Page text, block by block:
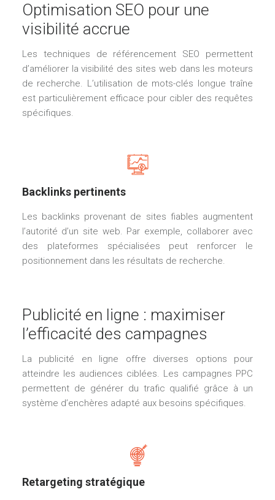
Optimisation SEO pour une
visibilité accrue
Les techniques de référencement SEO permettent
d’améliorer la visibilité des sites web dans les moteurs
de recherche. L’utilisation de mots-clés longue traîne
est particulièrement efficace pour cibler des requêtes
spécifiques.
Backlinks pertinents
Les backlinks provenant de sites fiables augmentent
l’autorité d’un site web. Par exemple, collaborer avec
des plateformes spécialisées peut renforcer le
positionnement dans les résultats de recherche.
Publicité en ligne : maximiser
l’efficacité des campagnes
La publicité en ligne offre diverses options pour
atteindre les audiences ciblées. Les campagnes PPC
permettent de générer du trafic qualifié grâce à un
système d’enchères adapté aux besoins spécifiques.
Retargeting stratégique